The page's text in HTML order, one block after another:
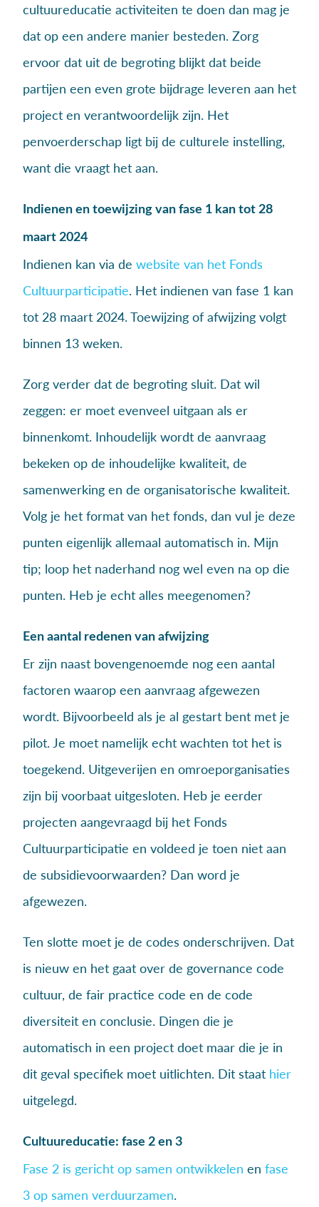
cultuureducatie activiteiten te doen dan mag je
dat op een andere manier besteden. Zorg
ervoor dat uit de begroting blijkt dat beide
partijen een even grote bijdrage leveren aan het
project en verantwoordelijk zijn. Het
penvoerderschap ligt bij de culturele instelling,
want die vraagt het aan.
Indienen en toewijzing van fase 1 kan tot 28
maart 2024
Indienen kan via de website van het Fonds
Cultuurparticipatie. Het indienen van fase 1 kan
tot 28 maart 2024. Toewijzing of afwijzing volgt
binnen 13 weken.
Zorg verder dat de begroting sluit. Dat wil
zeggen: er moet evenveel uitgaan als er
binnenkomt. Inhoudelijk wordt de aanvraag
bekeken op de inhoudelijke kwaliteit, de
samenwerking en de organisatorische kwaliteit.
Volg je het format van het fonds, dan vul je deze
punten eigenlijk allemaal automatisch in. Mijn
tip; loop het naderhand nog wel even na op die
punten. Heb je echt alles meegenomen?
Een aantal redenen van afwijzing
Er zijn naast bovengenoemde nog een aantal
factoren waarop een aanvraag afgewezen
wordt. Bijvoorbeeld als je al gestart bent met je
pilot. Je moet namelijk echt wachten tot het is
toegekend. Uitgeverijen en omroeporganisaties
zijn bij voorbaat uitgesloten. Heb je eerder
projecten aangevraagd bij het Fonds
Cultuurparticipatie en voldeed je toen niet aan
de subsidievoorwaarden? Dan word je
afgewezen.
Ten slotte moet je de codes onderschrijven. Dat
is nieuw en het gaat over de governance code
cultuur, de fair practice code en de code
diversiteit en conclusie. Dingen die je
automatisch in een project doet maar die je in
dit geval specifiek moet uitlichten. Dit staat hier
uitgelegd.
Cultuureducatie: fase 2 en 3
Fase 2 is gericht op samen ontwikkelen en fase
3 op samen verduurzamen.